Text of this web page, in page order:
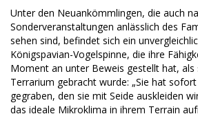
Unter den Neuankömmlingen, die auch
Sonderveranstaltungen anlässlich des
sehen sind, befindet sich ein
Königspavian-Vogelspinne, die ihre
Moment an unter Beweis gestellt hat, als
Terrarium gebracht wurde: „Sie hat
gegraben, den sie mit Seide auskleiden
das ideale Mikroklima in ihrem Terrain